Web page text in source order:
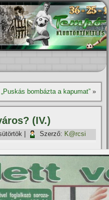
„Puskás bombázta a kapumat”»
(IV.)
Szerző: K@rcsi